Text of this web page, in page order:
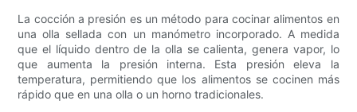
La cocción a presión es un método para cocinar alimentos en
una olla sellada con un manómetro incorporado. A medida
que el líquido dentro de la olla se calienta, genera vapor, lo
que aumenta la presión interna. Esta presión eleva la
temperatura, permitiendo que los alimentos se cocinen más
rápido que en una olla o un horno tradicionales.